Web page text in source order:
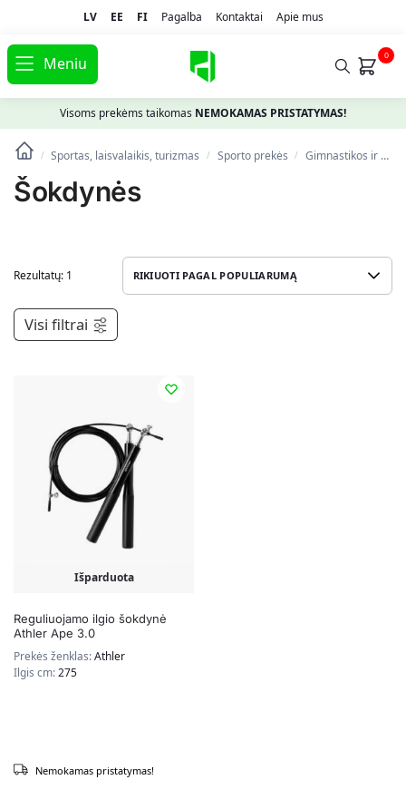
LV EE FI Pagalba Kontaktai Apie mus
Meniu 0
Visoms prekėms taikomas NEMOKAMAS PRISTATYMAS!
/ Sportas, laisvalaikis, turizmas / Spоrto prekės / Gimnastikos ir fitneso prekės
Šokdynės
Rezultatų: 1
Visi filtrai
Išparduota
Reguliuojamo ilgio šokdynė
Athler Ape 3.0
Prekės ženklas:Athler
Ilgis cm:275
Nemokamas pristatymas!